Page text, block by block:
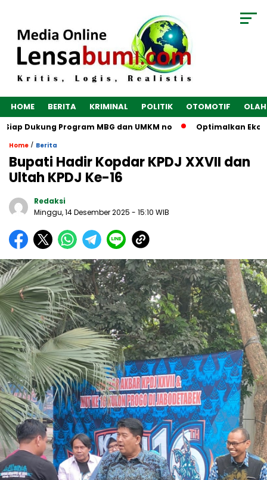
HOME BERITA KRIMINAL POLITIK OTOMOTIF
Dukung Program MBG dan UMKM no Optimalkan
Home / Berita
Bupati Hadir Kopdar KPDJ XXVII dan
Ultah KPDJ Ke-16
Redaksi
Minggu, 14 Desember 2025 - 15:10 WIB